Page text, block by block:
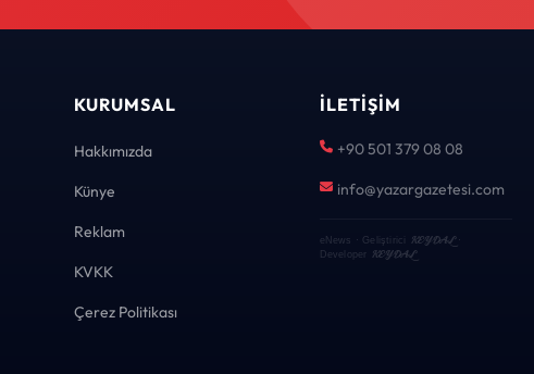
KURUMSAL
Hakkımızda
Künye
Reklam
KVKK
Çerez Politikası
İLETIŞIM
+90 501 379 08 08
info@yazargazetesi.com
eNews · Geliştirici KEYDAL·
Developer KEYDAL